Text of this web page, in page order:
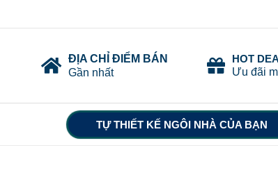
ĐỊA CHỈ ĐIỂM BÁN
Gần nhất
HOT
Ưu đãi
TỰ THIẾT KẾ NGÔI NHÀ CỦA BẠN